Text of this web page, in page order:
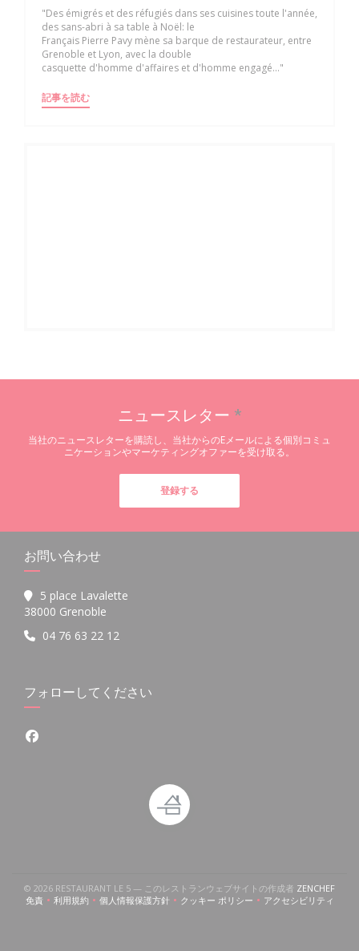
"Des émigrés et des réfugiés dans ses cuisines toute l'année,
des sans-abri à sa table à Noël: le
Français Pierre Pavy mène sa barque de restaurateur, entre
Grenoble et Lyon, avec la double
casquette d'homme d'affaires et d'homme engagé..."
記事を読む((新しいウィンドウで開きます))
ニュースレター *
当社のニュースレターを購読し、当社からのEメールによる個別コミュ
ニケーションやマーケティングオファーを受け取る。
登録する
お問い合わせ
5 place Lavalette
38000 Grenoble
04 76 63 22 12
フォローしてください
Facebook ((新しいウィンドウで開きます))
© 2026 RESTAURANT LE 5 — このレストランウェブサイトの作成者 ZENCHEF((新
免責((新しいウィンドウで開きます))
利用規約((新しいウィンドウで開きます))
個人情報保護方針((新しいウィンドウで開きます))
クッキー ポリシー((新しいウィンドウで開きます))
アクセシビリティ
((新しいウィン